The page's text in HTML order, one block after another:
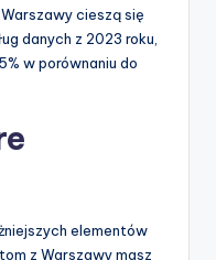
cieszą się
danych z 2023 roku,
w porównaniu do
elementów
z Warszawy masz